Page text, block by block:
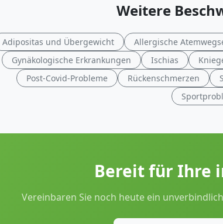
Weitere
Adipositas und Übergewicht Allergische
Gynäkologische Erkrankungen
Ischias
Post-Covid-Probleme
Rückenschmerzen
Bereit für Ihre
Vereinbaren Sie noch heute ein